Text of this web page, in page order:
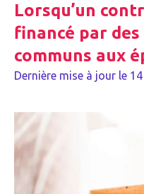
Lorsqu’un
financé par des
communs aux
Dernière mise à jour le